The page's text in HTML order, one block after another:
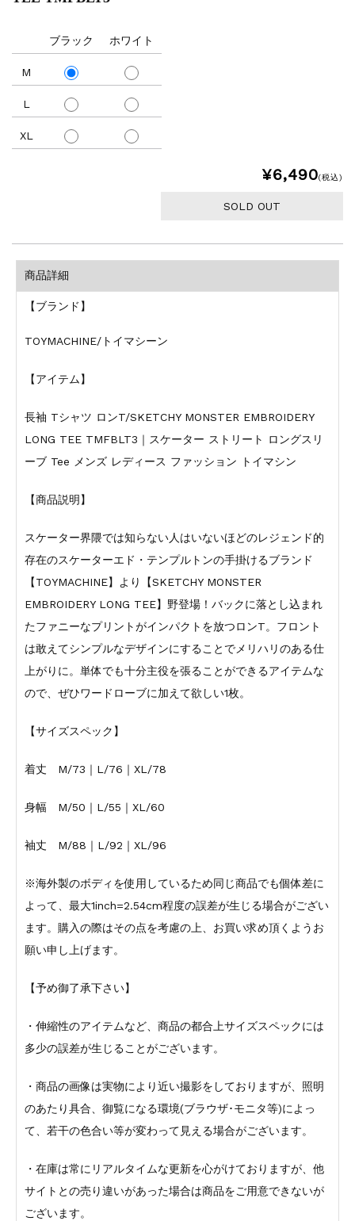
M
L
XL
ブラック ホワイト
¥6,490(税込)
SOLD OUT
商品詳細
【ブランド】
TOYMACHINE/トイマシーン
【アイテム】
長袖 Tシャツ ロンT/SKETCHY MONSTER EMBROIDERY
LONG TEE TMFBLT3｜スケーター ストリート ロングスリ
ーブ Tee メンズ レディース ファッション トイマシン
【商品説明】
スケーター界隈では知らない人はいないほどのレジェンド的
存在のスケーターエド・テンプルトンの手掛けるブランド
【TOYMACHINE】より【SKETCHY MONSTER
EMBROIDERY LONG TEE】野登場！バックに落とし込まれ
たファニーなプリントがインパクトを放つロンT。フロント
は敢えてシンプルなデザインにすることでメリハリのある仕
上がりに。単体でも十分主役を張ることができるアイテムな
ので、ぜひワードローブに加えて欲しい1枚。
【サイズスペック】
着丈 M/73｜L/76｜XL/78
身幅 M/50｜L/55｜XL/60
袖丈 M/88｜L/92｜XL/96
※海外製のボディを使用しているため同じ商品でも個体差に
よって、最大1inch=2.54cm程度の誤差が生じる場合がござい
ます。購入の際はその点を考慮の上、お買い求め頂くようお
願い申し上げます。
【予め御了承下さい】
・伸縮性のアイテムなど、商品の都合上サイズスペックには
多少の誤差が生じることがございます。
・商品の画像は実物により近い撮影をしておりますが、照明
のあたり具合、御覧になる環境(ブラウザ･モニタ等)によっ
て、若干の色合い等が変わって見える場合がございます。
・在庫は常にリアルタイムな更新を心がけておりますが、他
サイトとの売り違いがあった場合は商品をご用意できないが
ございます。